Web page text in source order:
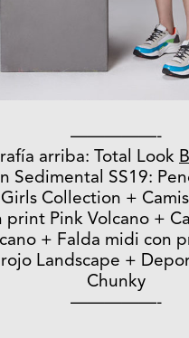
—————-
arriba: Total Look
Sedimental SS19:
Collection +
print Pink Volcano +
+ Falda midi con
Landscape +
Chunky
—————-